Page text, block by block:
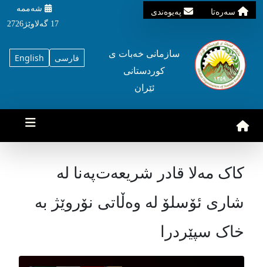
سه‌ره‌تا په‌یوه‌ندی
شه‌ممه‌
17 گه‌لاوێژ2726
English فارسی
سازمانی خه‌بات ی
کوردستانی
ئێران
کاک مەلا قادر شریعەت‌پەنا لە
شاری ئۆسلۆ لە وەڵاتی نۆروێژ بە
خاک سپێردرا